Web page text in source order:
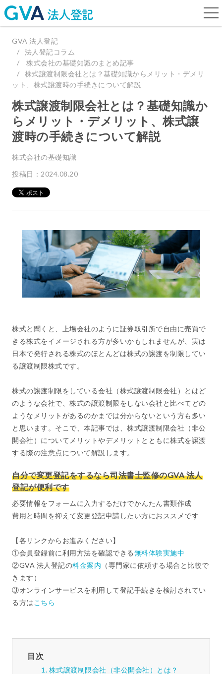
GVA 法人登記
法人登記コラム
株式会社の基礎知識のまとめ記事
株式譲渡制限会社とは？基礎知識からメリット・デメリ
ット、株式譲渡時の手続きについて解説
株式譲渡制限会社とは？基礎知識か
らメリット・デメリット、株式譲
渡時の手続きについて解説
株式会社の基礎知識
投稿日：2024.08.20
株式と聞くと、上場会社のように証券取引所で自由に売買で
きる株式をイメージされる方が多いかもしれませんが、実は
日本で発行される株式のほとんどは株式の譲渡を制限してい
る譲渡制限株式です。
株式の譲渡制限をしている会社（株式譲渡制限会社）とはど
のような会社で、株式の譲渡制限をしない会社と比べてどの
ようなメリットがあるのかまでは分からないという方も多い
と思います。そこで、本記事では、株式譲渡制限会社（非公
開会社）についてメリットやデメリットとともに株式を譲渡
する際の注意点について解説します。
自分で変更登記をするなら司法書士監修のGVA 法人
登記が便利です
必要情報をフォームに入力するだけでかんたん書類作成
費用と時間を抑えて変更登記申請したい方におススメです
【各リンクからお進みください】
①会員登録前に利用方法を確認できる無料体験実施中
②GVA 法人登記の料金案内 （専門家に依頼する場合と比較で
きます）
③オンラインサービスを利用して登記手続きを検討されてい
る方は こちら
目次
株式譲渡制限会社（非公開会社）とは？